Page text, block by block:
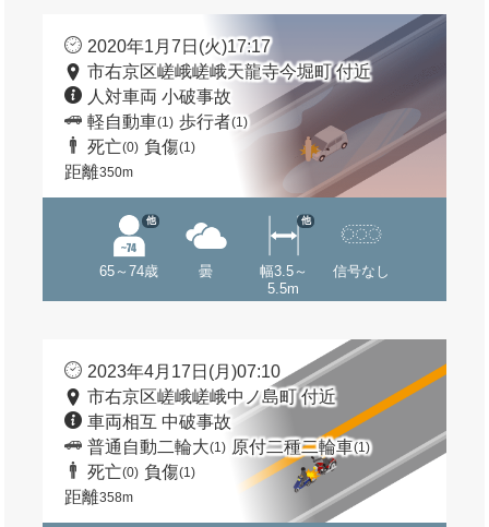
2020年1月7日(火)17:17
市右京区嵯峨嵯峨天龍寺今堀町 付近
人対車両 小破事故
軽自動車(1) 歩行者(1)
死亡(0) 負傷(1)
距離350m
65～74歳
他
曇
幅3.5～
5.5m
他
信号なし
2023年4月17日(月)07:10
市右京区嵯峨嵯峨中ノ島町 付近
車両相互 中破事故
普通自動二輪大(1) 原付二種二輪車(1)
死亡(0) 負傷(1)
距離358m